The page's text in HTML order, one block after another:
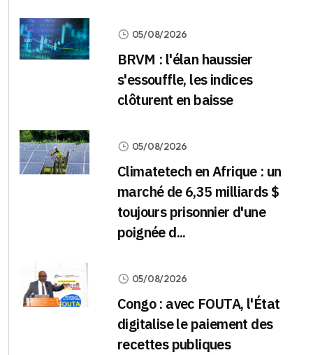
05/08/2026
BRVM : l'élan haussier
s'essouffle, les indices
clôturent en baisse
05/08/2026
Climatetech en Afrique : un
marché de 6,35 milliards $
toujours prisonnier d'une
poignée d...
05/08/2026
Congo : avec FOUTA, l'État
digitalise le paiement des
recettes publiques